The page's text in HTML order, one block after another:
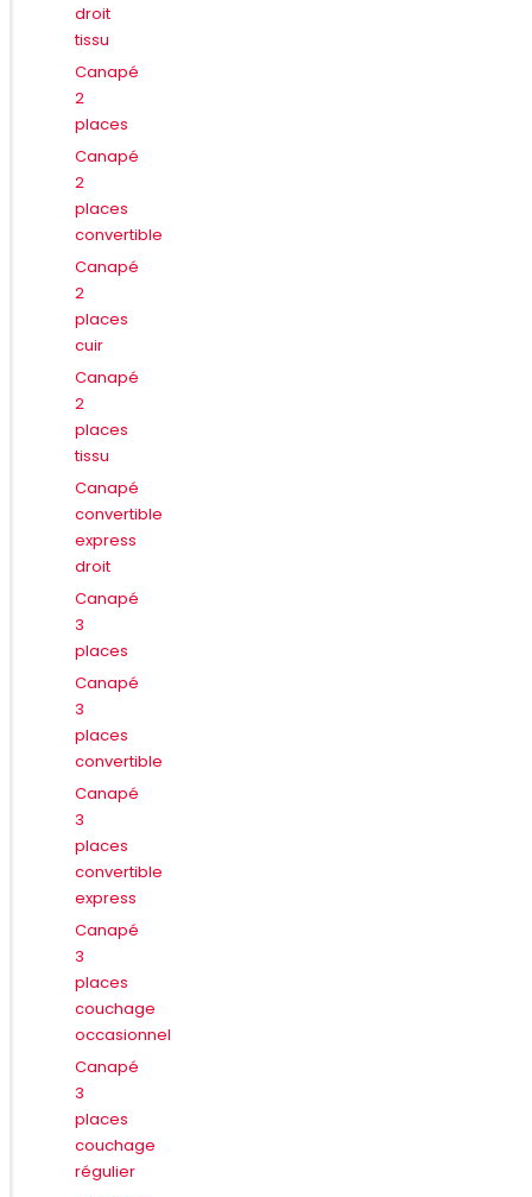
droit
tissu
Canapé
2
places
Canapé
2
places
convertible
Canapé
2
places
cuir
Canapé
2
places
tissu
Canapé
convertible
express
droit
Canapé
3
places
Canapé
3
places
convertible
Canapé
3
places
convertible
express
Canapé
3
places
couchage
occasionnel
Canapé
3
places
couchage
régulier